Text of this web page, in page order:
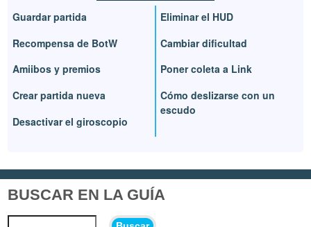
Guardar partida
Recompensa de BotW
Amiibos y premios
Crear partida nueva
Desactivar el giroscopio
Eliminar el HUD
Cambiar dificultad
Poner coleta a Link
Cómo deslizarse con un
escudo
BUSCAR EN LA GUÍA